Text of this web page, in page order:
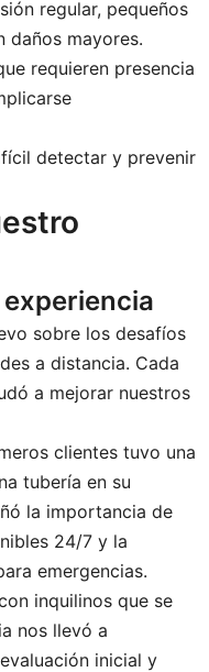
regular, pequeños
daños mayores.
requieren presencia
detectar y prevenir
sobre los desafíos
a distancia. Cada
a mejorar nuestros
clientes tuvo una
tubería en su
la importancia de
24/7 y la
emergencias.
inquilinos que se
nos llevó a
inicial y